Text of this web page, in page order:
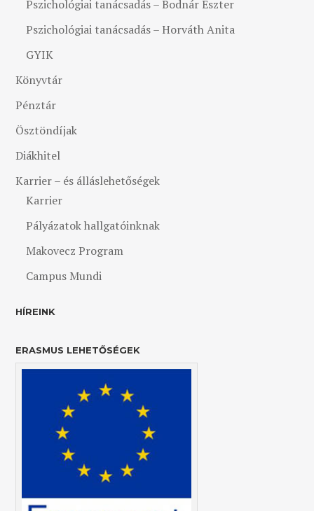
Pszichológiai tanácsadás – Bodnár Eszter
Pszichológiai tanácsadás – Horváth Anita
GYIK
Könyvtár
Pénztár
Ösztöndíjak
Diákhitel
Karrier – és álláslehetőségek
Karrier
Pályázatok hallgatóinknak
Makovecz Program
Campus Mundi
HÍREINK
ERASMUS LEHETŐSÉGEK